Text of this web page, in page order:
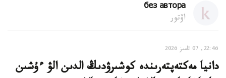
без автора
اۆتور
22:46, 07 تامىز 2026
دانيا مەكتەپتەرىندە كوشىرۋدىڭ الدىن الۋ ءۇشىن